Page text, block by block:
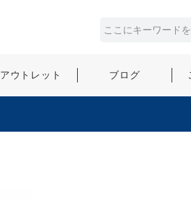
アウトレット ブログ